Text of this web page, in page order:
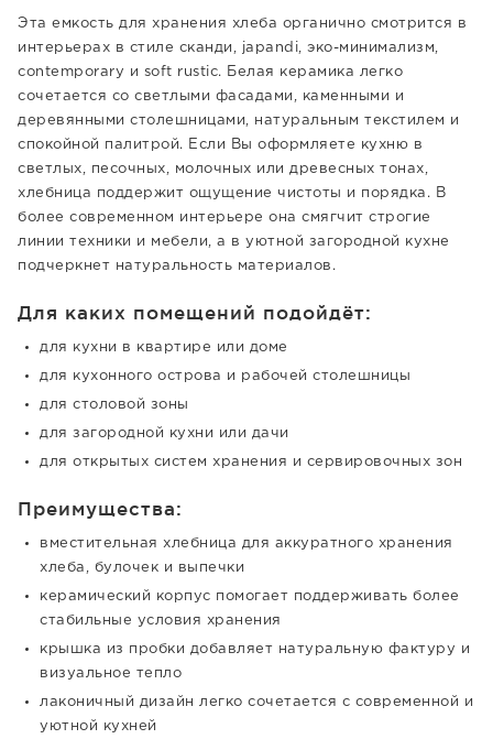
Эта емкость для хранения хлеба органично смотрится в
интерьерах в стиле сканди, japandi, эко-минимализм,
contemporary и soft rustic. Белая керамика легко
сочетается со светлыми фасадами, каменными и
деревянными столешницами, натуральным текстилем и
спокойной палитрой. Если Вы оформляете кухню в
светлых, песочных, молочных или древесных тонах,
хлебница поддержит ощущение чистоты и порядка. В
более современном интерьере она смягчит строгие
линии техники и мебели, а в уютной загородной кухне
подчеркнет натуральность материалов.
Для каких помещений подойдёт:
для кухни в квартире или доме
для кухонного острова и рабочей столешницы
для столовой зоны
для загородной кухни или дачи
для открытых систем хранения и сервировочных зон
Преимущества:
вместительная хлебница для аккуратного хранения
хлеба, булочек и выпечки
керамический корпус помогает поддерживать более
стабильные условия хранения
крышка из пробки добавляет натуральную фактуру и
визуальное тепло
лаконичный дизайн легко сочетается с современной и
уютной кухней